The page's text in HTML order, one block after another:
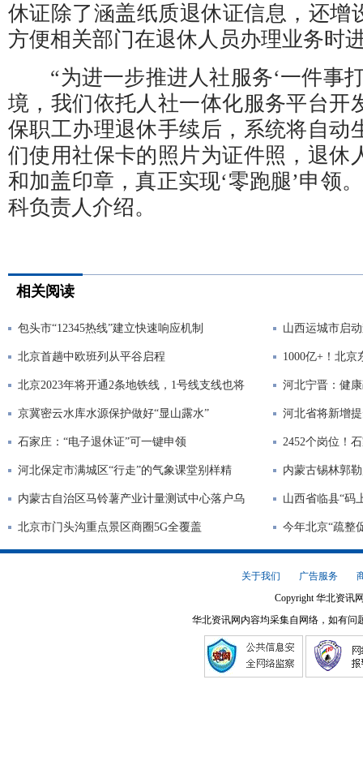
休证除了涵盖纸质退休证信息，还增
方便相关部门在退休人员办理业务时
“为进一步推进人社服务‘一件事打
境，我们依托人社一体化服务平台开
保职工办理退休手续后，系统将自动
们使用社保卡的照片为证件照，退休
和加盖印章，真正实现‘零跑腿’申领
科负责人介绍。
相关阅读
包头市“12345热线”建立快速响应机制 山西运城市启
北京首趟中欧班列从平谷启程 1000亿+！北
北京2023年将开通2条地铁线，1号线支线也将 河北宁晋：健
京冀密云水库水源保护做好“显山露水” 河北省将新增
石家庄：“电子退休证”可一键申领 2452个岗位！
河北保定市满城区“行走”的气象课堂别样精 内蒙古锡林郭
内蒙古自治区马铃薯产业计量测试中心落户乌 山西省临县“码
北京市门头沟重点景区商圈5G全覆盖 今年北京“疏整
关于我们 广告服务
Copyright 华北资讯
华北资讯网内容均采集自网络，如有问